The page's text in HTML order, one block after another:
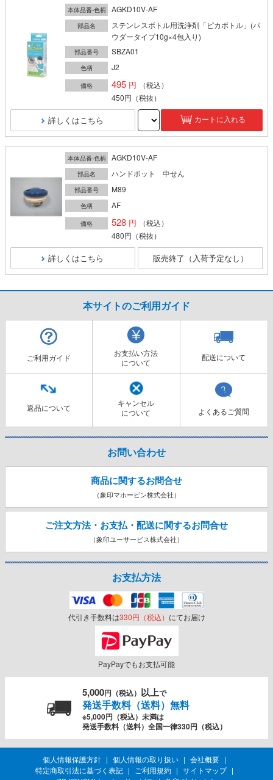
本体品番-色柄 AGKD10V-AF
部品名
ステンレスボトル用洗浄剤「ピカボトル」(パ
ウダータイプ10g×4包入り)
部品番号 SBZA01
色柄 J2
価格 495
（税込）
450円 （税抜）
詳しくはこちら カートに入れる
本体品番-色柄 AGKD10V-AF
部品名 ハンドポット 中せん
部品番号 M89
色柄 AF
価格 528
（税込）
480円 （税抜）
詳しくはこちら 販売終了（入荷予定なし）
本サイトのご利用ガイド
ご利用ガイド
お支払い方法
について
配送について
返品について
キャンセル
について
よくあるご質問
お問い合わせ
商品に関するお問合せ
（象印マホービン株式会社）
ご注文方法・お支払・配送に関するお問合せ
（象印ユーサービス株式会社）
お支払方法
代引き手数料は330円（税込） にてお届け
PayPayでもお支払可能
5,000円（税込） 以上で
発送手数料（送料）無料
※5,000円（税込）未満は
発送手数料（送料）全国一律330円（税込）
個人情報保護方針 個人情報の取り扱い
会社概要
特定商取引法に基づく表記
ご利用規約
サイトマップ